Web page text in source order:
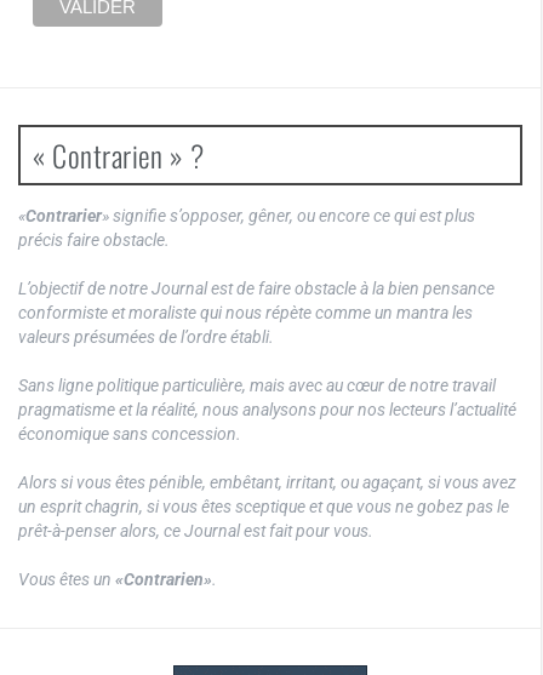
« Contrarien » ?
«Contrarier» signifie s’opposer, gêner, ou encore ce qui est plus
précis faire obstacle.
L’objectif de notre Journal est de faire obstacle à la bien pensance
conformiste et moraliste qui nous répète comme un mantra les
valeurs présumées de l’ordre établi.
Sans ligne politique particulière, mais avec au cœur de notre travail
pragmatisme et la réalité, nous analysons pour nos lecteurs l’actualité
économique sans concession.
Alors si vous êtes pénible, embêtant, irritant, ou agaçant, si vous avez
un esprit chagrin, si vous êtes sceptique et que vous ne gobez pas le
prêt-à-penser alors, ce Journal est fait pour vous.
Vous êtes un «Contrarien».